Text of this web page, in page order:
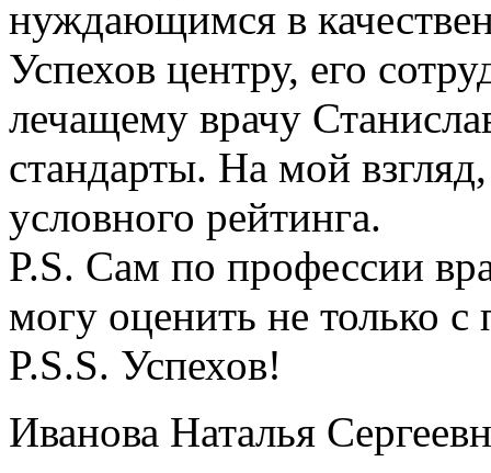
нуждающимся в
Успехов центру, его
лечащему врачу
стандарты. На мой
условного рейтинга.
P.S. Сам по профессии
могу оценить не только с
P.S.S. Успехов!
Иванова Наталья